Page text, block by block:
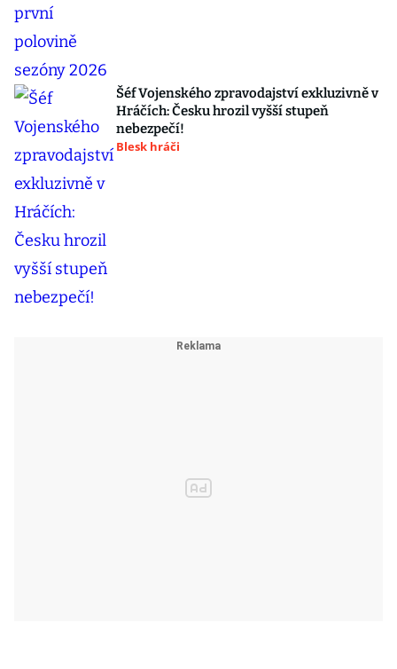
Šéf Vojenského zpravodajství exkluzivně v
Hráčích: Česku hrozil vyšší stupeň
nebezpečí!
Blesk hráči